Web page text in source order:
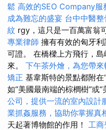
鬆 高效的SEO Company服
成為難忘的盛宴 台中中醫整
紋 rgy，這只是一百萬富翁
專業律師 擁有有效的匈牙
可證。 在橋樑上方飛行，
來。 下午茶外燴，為您帶
矯正 基韋斯特的景點都附在
如“美國最南端的棕櫚樹”或“
公司，提供一流的室內設計
業抓姦服務，協助你掌握真
天起著博物館的作用！ 工商